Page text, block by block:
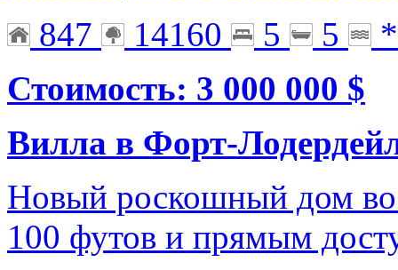
847
14160 5 5
*
Стоимость: 3 000 000 $
Вилла в Форт-
Новый роскошный дом во
100 футов и прямым